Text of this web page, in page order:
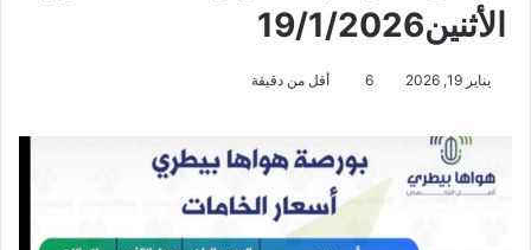
الأثنين19/1/2026
يناير 19, 2026 6 أقل من دقيقة